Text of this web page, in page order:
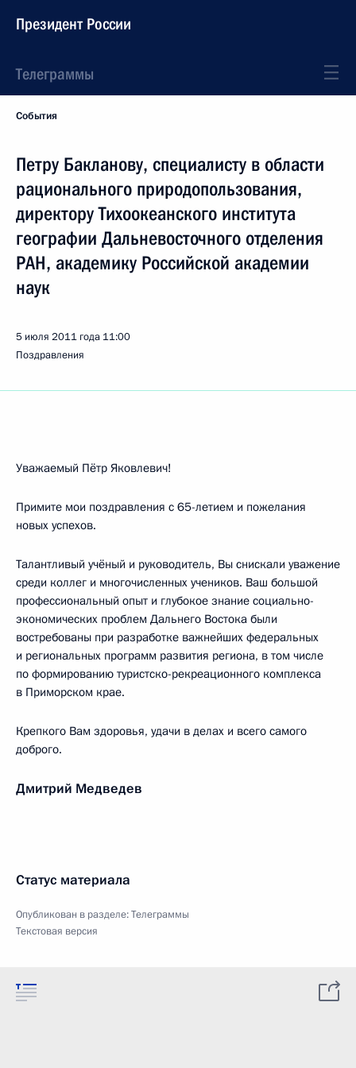
Президент России
Телеграммы
События
Петру Бакланову, специалисту в области
рационального природопользования,
директору Тихоокеанского института
географии Дальневосточного отделения
РАН, академику Российской академии
наук
5 июля 2011 года 11:00
Поздравления
Уважаемый Пётр Яковлевич!
Примите мои поздравления с 65-летием и пожелания
новых успехов.
Талантливый учёный и руководитель, Вы снискали уважение
среди коллег и многочисленных учеников. Ваш большой
профессиональный опыт и глубокое знание социально-
экономических проблем Дальнего Востока были
востребованы при разработке важнейших федеральных
и региональных программ развития региона, в том числе
по формированию туристско-рекреационного комплекса
в Приморском крае.
Крепкого Вам здоровья, удачи в делах и всего самого
доброго.
Дмитрий Медведев
Статус материала
Опубликован в разделе:Телеграммы
Текстовая версия